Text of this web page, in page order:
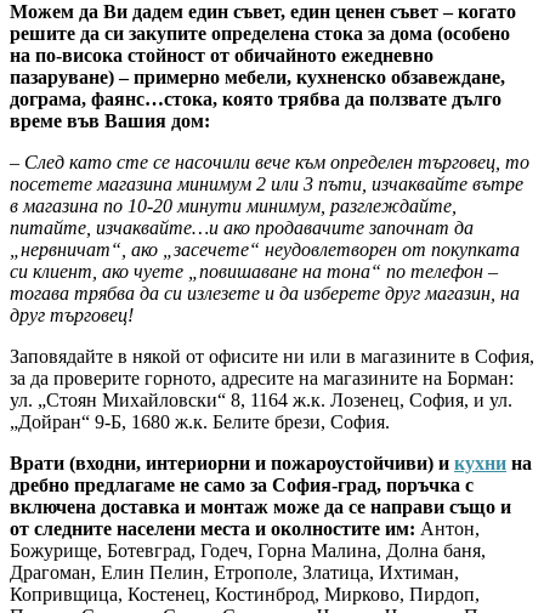
Можем да Ви дадем един съвет, един ценен съвет – когато
решите да си закупите определена стока за дома (особено
на по-висока стойност от обичайното ежедневно
пазаруване) – примерно мебели, кухненско обзавеждане,
дограма, фаянс…стока, която трябва да ползвате дълго
време във Вашия дом:
– След като сте се насочили вече към определен търговец, то
посетете магазина минимум 2 или 3 пъти, изчаквайте вътре
в магазина по 10-20 минути минимум, разглеждайте,
питайте, изчаквайте…и ако продавачите започнат да
„нервничат“, ако „засечете“ неудовлетворен от покупката
си клиент, ако чуете „повишаване на тона“ по телефон –
тогава трябва да си излезете и да изберете друг магазин, на
друг търговец!
Заповядайте в някой от офисите ни или в магазините в София,
за да проверите горното, адресите на магазините на Борман:
ул. „Стоян Михайловски“ 8, 1164 ж.к. Лозенец, София, и ул.
„Дойран“ 9-Б, 1680 ж.к. Белите брези, София.
Врати (входни, интериорни и пожароустойчиви) и кухни на
дребно предлагаме не само за София-град, поръчка с
включена доставка и монтаж може да се направи също и
от следните населени места и околностите им: Антон,
Божурище, Ботевград, Годеч, Горна Малина, Долна баня,
Драгоман, Елин Пелин, Етрополе, Златица, Ихтиман,
Копривщица, Костенец, Костинброд, Мирково, Пирдоп,